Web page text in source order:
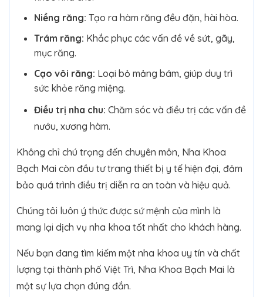
Niềng răng: Tạo ra hàm răng đều đặn, hài hòa.
Trám răng: Khắc phục các vấn đề về sứt, gãy,
mục răng.
Cạo vôi răng: Loại bỏ mảng bám, giúp duy trì
sức khỏe răng miệng.
Điều trị nha chu: Chăm sóc và điều trị các vấn đề
nướu, xương hàm.
Không chỉ chú trọng đến chuyên môn, Nha Khoa
Bạch Mai còn đầu tư trang thiết bị y tế hiện đại, đảm
bảo quá trình điều trị diễn ra an toàn và hiệu quả.
Chúng tôi luôn ý thức được sứ mệnh của mình là
mang lại dịch vụ nha khoa tốt nhất cho khách hàng.
Nếu bạn đang tìm kiếm một nha khoa uy tín và chất
lượng tại thành phố Việt Trì, Nha Khoa Bạch Mai là
một sự lựa chọn đúng đắn.